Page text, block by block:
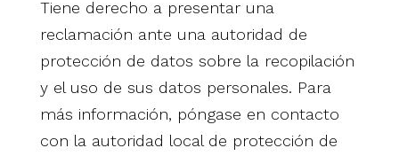
Tiene derecho a presentar una
reclamación ante una autoridad de
protección de datos sobre la recopilación
y el uso de sus datos personales. Para
más información, póngase en contacto
con la autoridad local de protección de